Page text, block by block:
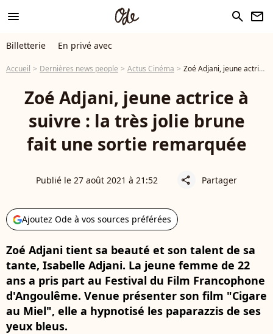
menu search newsletter
Billetterie En privé avec
Accueil Dernières news people Actus Cinéma Zoé Adjani, jeune actrice à suivre : la très jolie brune fait une sortie remarquée
Zoé Adjani, jeune actrice à
suivre : la très jolie brune
fait une sortie remarquée
Publié le 27 août 2021 à 21:52 share Partager
Ajoutez Ode à vos sources préférées
Zoé Adjani tient sa beauté et son talent de sa
tante, Isabelle Adjani. La jeune femme de 22
ans a pris part au Festival du Film Francophone
d'Angoulême. Venue présenter son film "Cigare
au Miel", elle a hypnotisé les paparazzis de ses
yeux bleus.